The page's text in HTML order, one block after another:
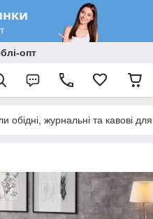
опт
обідні, журнальні та кавові